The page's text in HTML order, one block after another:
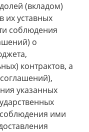
(вкладом)
их уставных
соблюдения
о
контрактов, а
указанных
ими